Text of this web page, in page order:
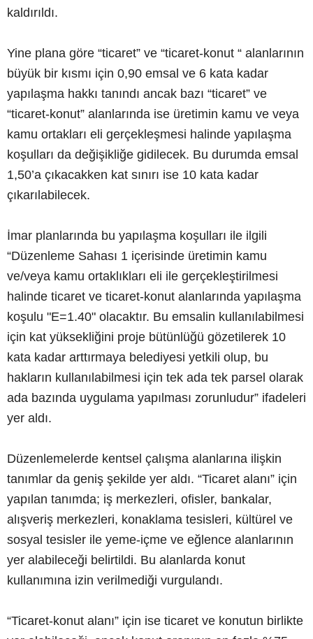
kaldırıldı.
Yine plana göre “ticaret” ve “ticaret-konut “ alanlarının
büyük bir kısmı için 0,90 emsal ve 6 kata kadar
yapılaşma hakkı tanındı ancak bazı “ticaret” ve
“ticaret-konut” alanlarında ise üretimin kamu ve veya
kamu ortakları eli gerçekleşmesi halinde yapılaşma
koşulları da değişikliğe gidilecek. Bu durumda emsal
1,50’a çıkacakken kat sınırı ise 10 kata kadar
çıkarılabilecek.
İmar planlarında bu yapılaşma koşulları ile ilgili
“Düzenleme Sahası 1 içerisinde üretimin kamu
ve/veya kamu ortaklıkları eli ile gerçekleştirilmesi
halinde ticaret ve ticaret-konut alanlarında yapılaşma
koşulu "E=1.40" olacaktır. Bu emsalin kullanılabilmesi
için kat yüksekliğini proje bütünlüğü gözetilerek 10
kata kadar arttırmaya belediyesi yetkili olup, bu
hakların kullanılabilmesi için tek ada tek parsel olarak
ada bazında uygulama yapılması zorunludur” ifadeleri
yer aldı.
Düzenlemelerde kentsel çalışma alanlarına ilişkin
tanımlar da geniş şekilde yer aldı. “Ticaret alanı” için
yapılan tanımda; iş merkezleri, ofisler, bankalar,
alışveriş merkezleri, konaklama tesisleri, kültürel ve
sosyal tesisler ile yeme-içme ve eğlence alanlarının
yer alabileceği belirtildi. Bu alanlarda konut
kullanımına izin verilmediği vurgulandı.
“Ticaret-konut alanı” için ise ticaret ve konutun birlikte